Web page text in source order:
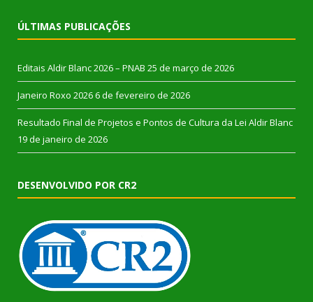
ÚLTIMAS PUBLICAÇÕES
Editais Aldir Blanc 2026 – PNAB 25 de março de 2026
Janeiro Roxo 2026 6 de fevereiro de 2026
Resultado Final de Projetos e Pontos de Cultura da Lei Aldir Blanc
19 de janeiro de 2026
DESENVOLVIDO POR CR2